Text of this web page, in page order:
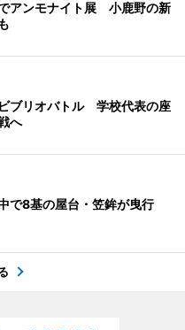
アンモナイト展 小鹿野の新
ブリオバトル 学校代表の座
へ
で8基の屋台・笠鉾が曳行